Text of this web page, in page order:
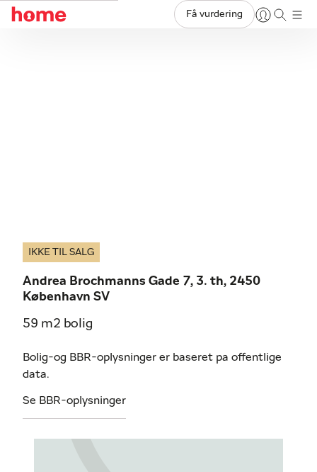
Få vurdering
IKKE TIL SALG
Andrea Brochmanns Gade 7, 3. th, 2450
København SV
59 m2 bolig
Bolig-og BBR-oplysninger er baseret pa offentlige
data.
Se BBR-oplysninger